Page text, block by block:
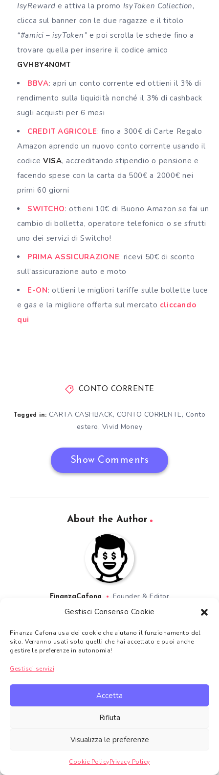
Gestisci Consenso Cookie
Finanza Cafona usa dei cookie che aiutano il funzionamento del
sito. Verranno usati solo quelli che hai accettato e puoi anche
gestire le preferenze in autonomia!
Gestisci servizi
Accetta
Rifiuta
Visualizza le preferenze
Cookie PolicyPrivacy Policy
IsyReward e attiva la promo IsyToken Collection,
clicca sul banner con le due ragazze e il titolo
“#amici – isyToken” e poi scrolla le schede fino a
trovare quella per inserire il codice amico
GVH8Y4N0MT
BBVA: apri un conto corrente ed ottieni il 3% di
rendimento sulla liquidità nonché il 3% di cashback
sugli acquisti per 6 mesi
CREDIT AGRICOLE: fino a 300€ di Carte Regalo
Amazon aprendo un nuovo conto corrente usando il
codice VISA, accreditando stipendio o pensione e
facendo spese con la carta da 500€ a 2000€ nei
primi 60 giorni
SWITCHO: ottieni 10€ di Buono Amazon se fai un
cambio di bolletta, operatore telefonico o se sfrutti
uno dei servizi di Switcho!
PRIMA ASSICURAZIONE: ricevi 50€ di sconto
sull’assicurazione auto e moto
E-ON: ottieni le migliori tariffe sulle bollette luce
e gas e la migliore offerta sul mercato cliccando
qui
CONTO CORRENTE
Tagged in: CARTA CASHBACK, CONTO CORRENTE, Conto
estero, Vivid Money
Show Comments
About the Author
FinanzaCafona Founder & Editor
Sono un povero come te che scrive la maggior parte degli
articoli di questo blog. Non mi dare troppo retta perché